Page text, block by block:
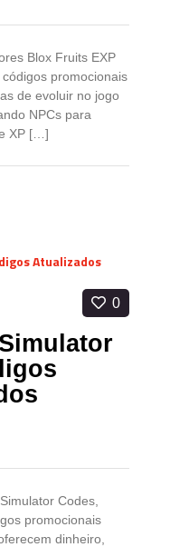
Blox Fruits EXP
promocionais
de evoluir no jogo
NPCs para
XP […]
0
Codes,
promocionais
dinheiro,